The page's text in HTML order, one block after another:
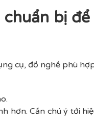
bị
cụ, đồ nghề phù
hơn. Cần chú ý tới